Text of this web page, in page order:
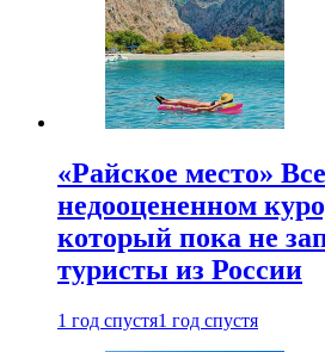
«Райское место»
недооцененном
который пока не
туристы из России
1 год спустя1 год спустя